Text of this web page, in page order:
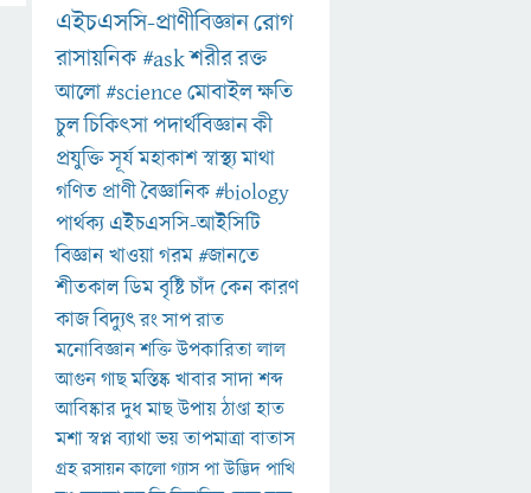
এইচএসসি-প্রাণীবিজ্ঞানরোগ
রাসায়নিক#askশরীররক্ত
আলো#scienceমোবাইলক্ষতি
চুলচিকিৎসাপদার্থবিজ্ঞানকী
প্রযুক্তিসূর্যমহাকাশস্বাস্থ্যমাথা
গণিত প্রাণীবৈজ্ঞানিক#biology
পার্থক্য এইচএসসি-আইসিটি
বিজ্ঞানখাওয়াগরম#জানতে
শীতকালডিমবৃষ্টিচাঁদকেনকারণ
কাজবিদ্যুৎরংসাপরাত
মনোবিজ্ঞানশক্তিউপকারিতালাল
আগুনগাছমস্তিষ্কখাবারসাদাশব্দ
আবিষ্কারদুধমাছউপায়ঠাণ্ডাহাত
মশাস্বপ্নব্যাথাভয়তাপমাত্রাবাতাস
গ্রহরসায়নকালোগ্যাসপাউদ্ভিদপাখি